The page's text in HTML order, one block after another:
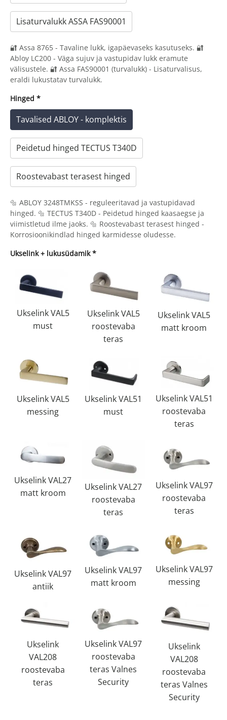
Lisaturvalukk ASSA FAS90001
🔐 Assa 8765 - Tavaline lukk, igapäevaseks kasutuseks. 🔐
Abloy LC200 - Väga sujuv ja vastupidav lukk eramute
välisustele. 🔐 Assa FAS90001 (turvalukk) - Lisaturvalisus,
eraldi lukustatav turvalukk.
Hinged *
Tavalised ABLOY - komplektis
Peidetud hinged TECTUS T340D
Roostevabast terasest hinged
🔩 ABLOY 3248TMKSS - reguleeritavad ja vastupidavad
hinged. 🔩 TECTUS T340D - Peidetud hinged kaasaegse ja
viimistletud ilme jaoks. 🔩 Roostevabast terasest hinged -
Korrosioonikindlad hinged karmidesse oludesse.
Ukselink + lukusüdamik *
Ukselink VAL5
must
Ukselink VAL5
roostevaba
teras
Ukselink VAL5
matt kroom
Ukselink VAL5
messing
Ukselink VAL51
must
Ukselink VAL51
roostevaba
teras
Ukselink VAL27
matt kroom
Ukselink VAL27
roostevaba
teras
Ukselink VAL97
roostevaba
teras
Ukselink VAL97
antiik
Ukselink VAL97
matt kroom
Ukselink VAL97
messing
Ukselink
VAL208
roostevaba
teras
Ukselink VAL97
roostevaba
teras Valnes
Security
Ukselink
VAL208
roostevaba
teras Valnes
Security